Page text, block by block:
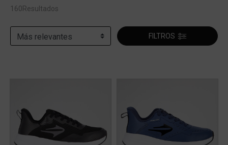
160Resultados
FILTROS